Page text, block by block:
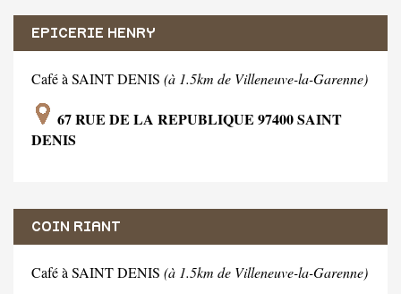
EPICERIE HENRY
Café à SAINT DENIS (à 1.5km de Villeneuve-la-Garenne)
67 RUE DE LA REPUBLIQUE 97400 SAINT
DENIS
COIN RIANT
Café à SAINT DENIS (à 1.5km de Villeneuve-la-Garenne)